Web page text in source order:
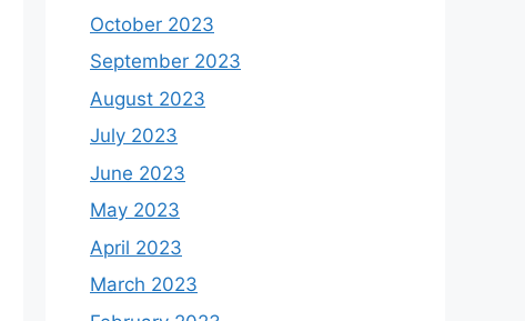
October 2023
September 2023
August 2023
July 2023
June 2023
May 2023
April 2023
March 2023